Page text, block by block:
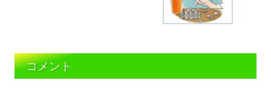
コメント